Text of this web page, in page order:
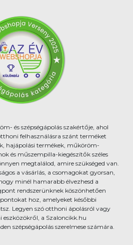
és szépségápolás szakértője, ahol
felhasználásra szánt terméket
hajápolási termékek, műköröm-
és műszempilla-kiegészítők széles
megtalálod, amire szükséged van.
a vásárlás, a csomagokat gyorsan,
minél hamarabb élvezhesd a
rendszerünknek köszönhetően
hoz, amelyeket későbbi
Legyen szó otthoni ápolásról vagy
a Szaloncikk.hu
szépségápolás szerelmese számára.